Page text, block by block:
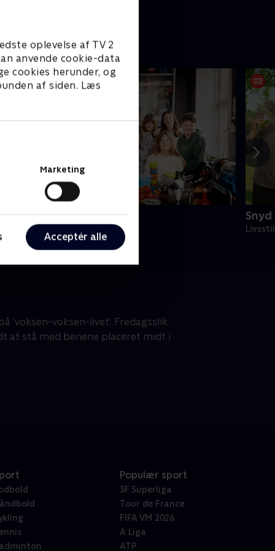
oplevelse af TV 2
anvende cookie-data
cookies herunder, og
af siden. Læs
Marketing
Acceptér alle
• 1 sæsoner
’voksen-voksen-livet’. Fredagsslik
at stå med benene placeret midt i
Populær sport
3F Superliga
Tour de France
FIFA VM 2026
A Liga
ATP